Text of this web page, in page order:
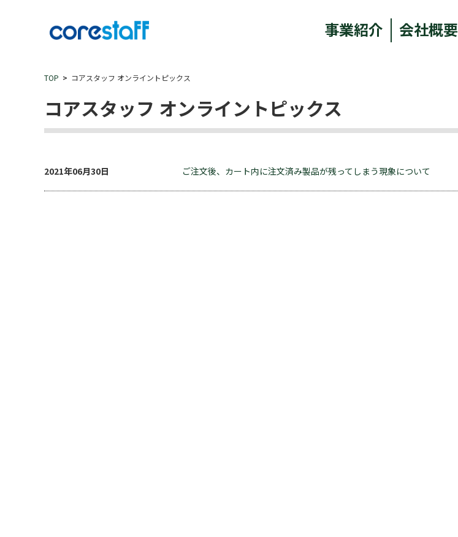
事業紹介 会社概要
TOP コアスタッフ オンライントピックス
コアスタッフ オンライントピックス
2021年06月30日 ご注文後、カート内に注文済み製品が残ってしまう現象について